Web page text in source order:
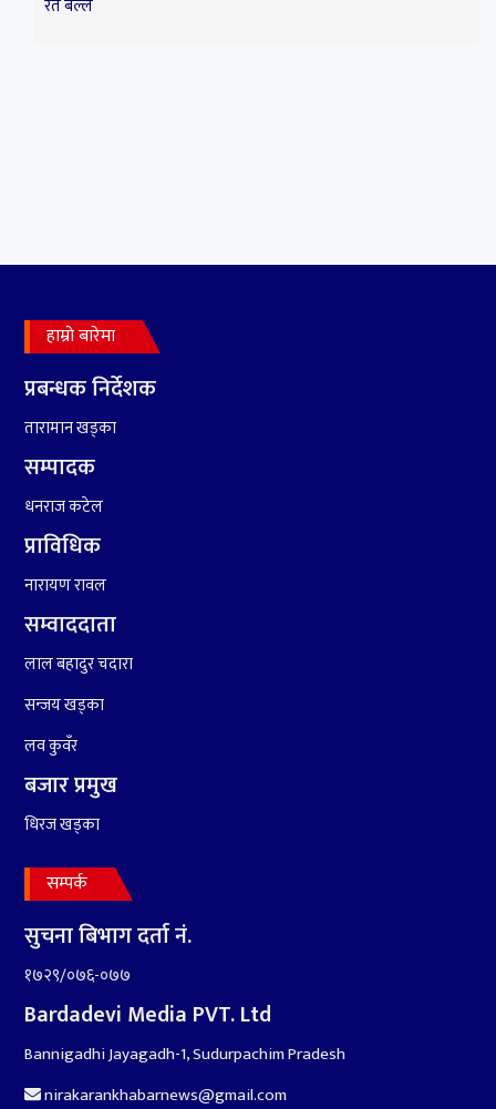
सर्पपालनमा झलनाथ खनाल
प्रतिष्ठानले गर्यो १७ करोड ९८
लाख हिनामिना
संघियता खारेज हुनसक्छ,
झलनाथ खनाल
हाम्रो बारेमा
प्रबन्धक निर्देशक
तारामान खड्का
सम्पादक
धनराज कटेल
प्राविधिक
नारायण रावल
सम्वाददाता
लाल बहादुर चदारा
सन्जय खड्का
लव कुवँर
बजार प्रमुख
धिरज खड्का
सम्पर्क
सुचना बिभाग दर्ता नं.
१७२९/०७६-०७७
Bardadevi Media PVT. Ltd
Bannigadhi Jayagadh-1, Sudurpachim Pradesh
nirakarankhabarnews@gmail.com